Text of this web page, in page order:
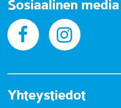
Sosiaalinen media
Yhteystiedot